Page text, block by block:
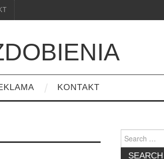
KONTAKT
Search
for: